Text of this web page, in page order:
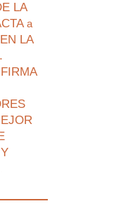
LA
a
LA